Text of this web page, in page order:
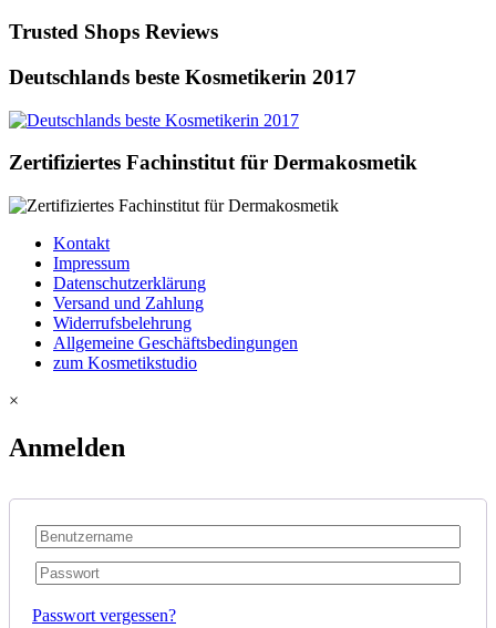
Trusted Shops Reviews
Deutschlands beste Kosmetikerin 2017
Zertifiziertes Fachinstitut für Dermakosmetik
Kontakt
Impressum
Datenschutzerklärung
Versand und Zahlung
Widerrufsbelehrung
Allgemeine Geschäftsbedingungen
zum Kosmetikstudio
×
Anmelden
Passwort vergessen?